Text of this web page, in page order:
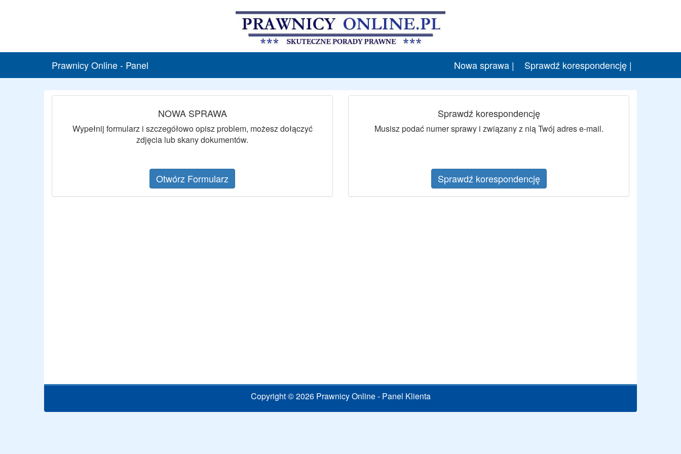
Prawnicy Online - Panel Nowa sprawa | Sprawdź korespondencję |
NOWA SPRAWA
Wypełnij formularz i szczegółowo opisz problem, możesz dołączyć
zdjęcia lub skany dokumentów.
Otwórz Formularz
Sprawdź korespondencję
Musisz podać numer sprawy i związany z nią Twój adres e-mail.
Sprawdź korespondencję
Copyright © 2026 Prawnicy Online - Panel Klienta